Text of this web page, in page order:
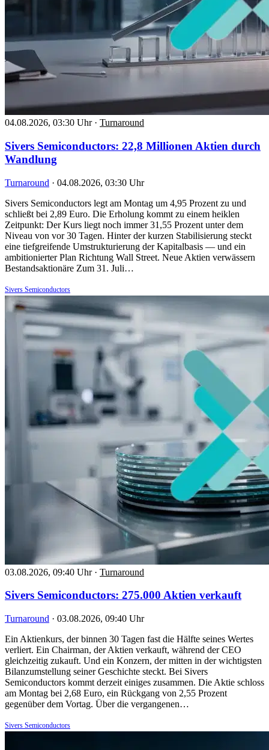
04.08.2026, 03:30 Uhr · Turnaround
Sivers Semiconductors: 22,8 Millionen Aktien durch
Wandlung
Turnaround · 04.08.2026, 03:30 Uhr
Sivers Semiconductors legt am Montag um 4,95 Prozent zu und
schließt bei 2,89 Euro. Die Erholung kommt zu einem heiklen
Zeitpunkt: Der Kurs liegt noch immer 31,55 Prozent unter dem
Niveau von vor 30 Tagen. Hinter der kurzen Stabilisierung steckt
eine tiefgreifende Umstrukturierung der Kapitalbasis — und ein
ambitionierter Plan Richtung Wall Street. Neue Aktien verwässern
Bestandsaktionäre Zum 31. Juli…
Sivers Semiconductors
03.08.2026, 09:40 Uhr · Turnaround
Sivers Semiconductors: 275.000 Aktien verkauft
Turnaround · 03.08.2026, 09:40 Uhr
Ein Aktienkurs, der binnen 30 Tagen fast die Hälfte seines Wertes
verliert. Ein Chairman, der Aktien verkauft, während der CEO
gleichzeitig zukauft. Und ein Konzern, der mitten in der wichtigsten
Bilanzumstellung seiner Geschichte steckt. Bei Sivers
Semiconductors kommt derzeit einiges zusammen. Die Aktie schloss
am Montag bei 2,68 Euro, ein Rückgang von 2,55 Prozent
gegenüber dem Vortag. Über die vergangenen…
Sivers Semiconductors